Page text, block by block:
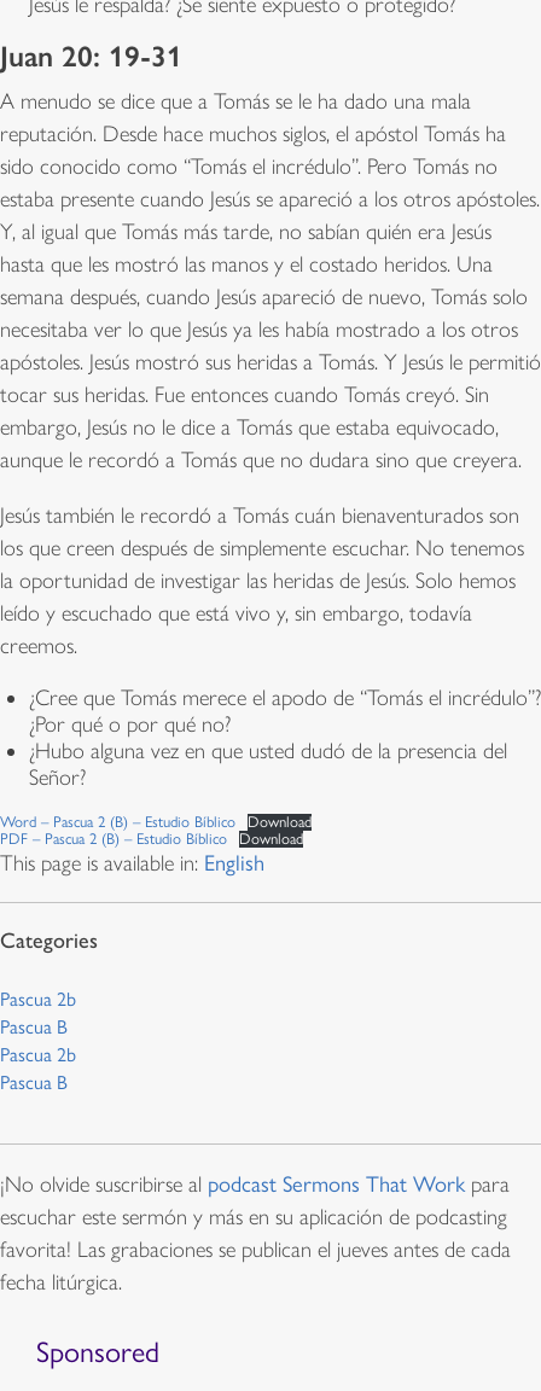
Juan 20: 19-31
A menudo se dice que a Tomás se le ha dado una mala
reputación. Desde hace muchos siglos, el apóstol Tomás ha
sido conocido como “Tomás el incrédulo”. Pero Tomás no
estaba presente cuando Jesús se apareció a los otros apóstoles.
Y, al igual que Tomás más tarde, no sabían quién era Jesús
hasta que les mostró las manos y el costado heridos. Una
semana después, cuando Jesús apareció de nuevo, Tomás solo
necesitaba ver lo que Jesús ya les había mostrado a los otros
apóstoles. Jesús mostró sus heridas a Tomás. Y Jesús le permitió
tocar sus heridas. Fue entonces cuando Tomás creyó. Sin
embargo, Jesús no le dice a Tomás que estaba equivocado,
aunque le recordó a Tomás que no dudara sino que creyera.
Jesús también le recordó a Tomás cuán bienaventurados son
los que creen después de simplemente escuchar. No tenemos
la oportunidad de investigar las heridas de Jesús. Solo hemos
leído y escuchado que está vivo y, sin embargo, todavía
creemos.
¿Cree que Tomás merece el apodo de “Tomás el incrédulo”?
¿Por qué o por qué no?
¿Hubo alguna vez en que usted dudó de la presencia del
Señor?
Word – Pascua 2 (B) – Estudio Bíblico
Download
PDF – Pascua 2 (B) – Estudio Bíblico
Download
This page is available in: English
Pascua 2b
Pascua B
Pascua 2b
Pascua B
¡No olvide suscribirse al podcast Sermons That Workpara
escuchar este sermón y más en su aplicación de podcasting
favorita! Las grabaciones se publican el jueves antes de cada
fecha litúrgica.
Sponsored